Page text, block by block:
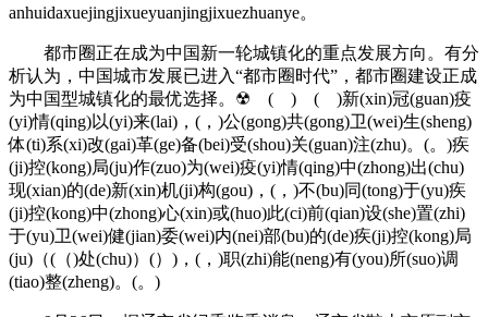
anhuidaxuejingjixueyuanjingjixuezhuanye。
都市圈正在成为中国新一轮城镇化的重点发展方向。有分
析认为，中国城市发展已进入“都市圈时代”，都市圈建设正成
为中国型城镇化的最优选择。☢ ( ) ( )新(xin)冠(guan)疫
(yi)情(qing)以(yi)来(lai)，(，)公(gong)共(gong)卫(wei)生(sheng)
体(ti)系(xi)改(gai)革(ge)备(bei)受(shou)关(guan)注(zhu)。(。)疾
(ji)控(kong)局(ju)作(zuo)为(wei)疫(yi)情(qing)中(zhong)出(chu)
现(xian)的(de)新(xin)机(ji)构(gou)，(，)不(bu)同(tong)于(yu)疾
(ji)控(kong)中(zhong)心(xin)或(huo)此(ci)前(qian)设(she)置(zhi)
于(yu)卫(wei)健(jian)委(wei)内(nei)部(bu)的(de)疾(ji)控(kong)局
(ju)（(（)处(chu)）(）)，(，)职(zhi)能(neng)有(you)所(suo)调
(tiao)整(zheng)。(。)